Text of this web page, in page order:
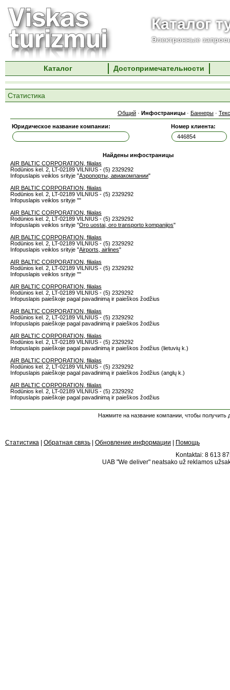
Каталог
Электронные
Каталог Достопримечательности
Статистика
Общий · Инфостраницы · Баннеры ·
Юридическое название компании: Номер клиента:
Найдены инфостраницы
AIR BALTIC CORPORATION, filialas
Rodūnios kel. 2, LT-02189 VILNIUS - (5) 2329292
Infopuslapis veiklos srityje "Аэропорты, авиакомпании"
AIR BALTIC CORPORATION, filialas
Rodūnios kel. 2, LT-02189 VILNIUS - (5) 2329292
Infopuslapis veiklos srityje ""
AIR BALTIC CORPORATION, filialas
Rodūnios kel. 2, LT-02189 VILNIUS - (5) 2329292
Infopuslapis veiklos srityje "Oro uostai, oro transporto kompanijos"
AIR BALTIC CORPORATION, filialas
Rodūnios kel. 2, LT-02189 VILNIUS - (5) 2329292
Infopuslapis veiklos srityje "Airports, airlines"
AIR BALTIC CORPORATION, filialas
Rodūnios kel. 2, LT-02189 VILNIUS - (5) 2329292
Infopuslapis veiklos srityje ""
AIR BALTIC CORPORATION, filialas
Rodūnios kel. 2, LT-02189 VILNIUS - (5) 2329292
Infopuslapis paieškoje pagal pavadinimą ir paieškos žodžius
AIR BALTIC CORPORATION, filialas
Rodūnios kel. 2, LT-02189 VILNIUS - (5) 2329292
Infopuslapis paieškoje pagal pavadinimą ir paieškos žodžius
AIR BALTIC CORPORATION, filialas
Rodūnios kel. 2, LT-02189 VILNIUS - (5) 2329292
Infopuslapis paieškoje pagal pavadinimą ir paieškos žodžius (lietuvių k.)
AIR BALTIC CORPORATION, filialas
Rodūnios kel. 2, LT-02189 VILNIUS - (5) 2329292
Infopuslapis paieškoje pagal pavadinimą ir paieškos žodžius (anglų k.)
AIR BALTIC CORPORATION, filialas
Rodūnios kel. 2, LT-02189 VILNIUS - (5) 2329292
Infopuslapis paieškoje pagal pavadinimą ir paieškos žodžius
Нажмите на название компании, чтобы получить
Статистика Обратная связь Обновление информации
Помощь
Kontaktai: 8 613
UAB "We deliver" neatsako už reklamos